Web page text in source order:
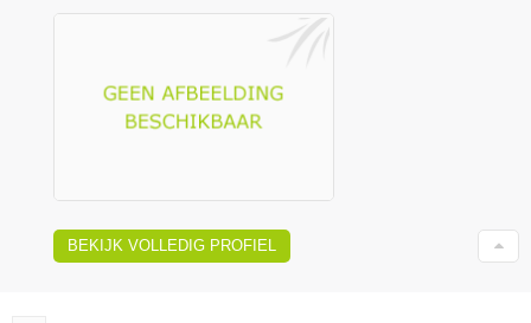
BEKIJK VOLLEDIG PROFIEL